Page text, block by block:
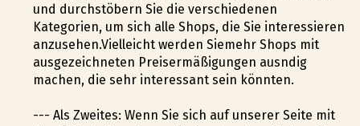
und durchstöbern Sie die verschiedenen
Kategorien, um sich alle Shops, die Sie interessieren
anzusehen.Vielleicht werden Siemehr Shops mit
ausgezeichneten Preisermäßigungen ausfindig
machen, die sehr interessant sein könnten.
--- Als Zweites: Wenn Sie sich auf unserer Seite mit